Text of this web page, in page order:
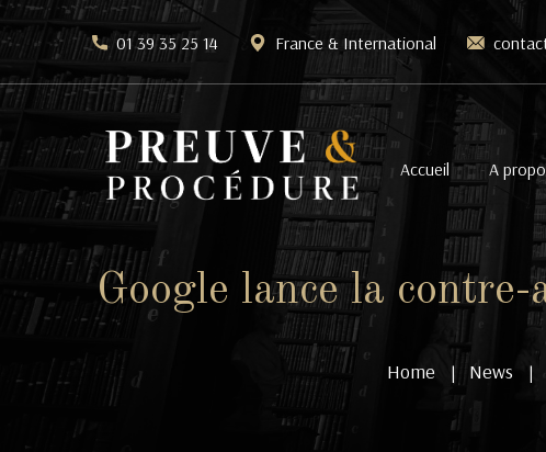
01 39 35 25 14 France & International
Accueil A
Google lance la
Home | News |